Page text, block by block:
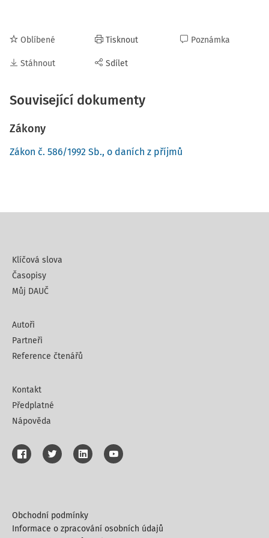
Oblíbené
Stáhnout
Tisknout
Sdílet
Poznámka
Související dokumenty
Zákony
Zákon č. 586/1992 Sb., o daních z příjmů
Klíčová slova
Časopisy
Můj DAUČ
Autoři
Partneři
Reference čtenářů
Kontakt
Předplatné
Nápověda
Obchodní podmínky
Informace o zpracování osobních údajů